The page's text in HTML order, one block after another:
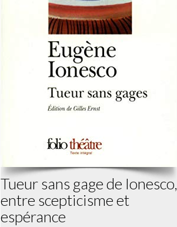
Tueur sans gage de Ionesco,
entre scepticisme et
espérance